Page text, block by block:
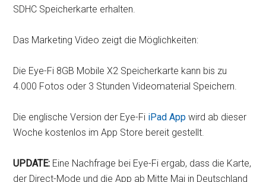
SDHC Speicherkarte erhalten.
Das Marketing Video zeigt die Möglichkeiten:
Die Eye-Fi 8GB Mobile X2 Speicherkarte kann bis zu
4.000 Fotos oder 3 Stunden Videomaterial Speichern.
Die englische Version der Eye-Fi iPad App wird ab dieser
Woche kostenlos im App Store bereit gestellt.
UPDATE: Eine Nachfrage bei Eye-Fi ergab, dass die Karte,
der Direct-Mode und die App ab Mitte Mai in Deutschland